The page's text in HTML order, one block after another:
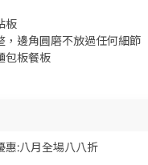
板
，邊角圓磨不放過任何細節
包板餐板
惠:八月全場八八折